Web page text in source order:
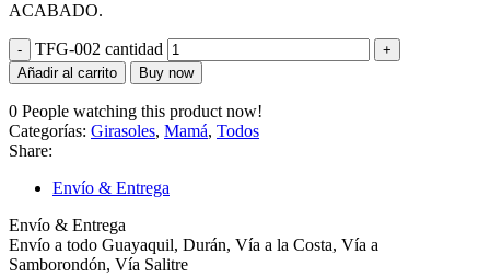
ACABADO.
TFG-002 cantidad
Añadir al carrito Buy now
0 People watching this product now!
Categorías: Girasoles, Mamá, Todos
Share:
Envío & Entrega
Envío & Entrega
Envío a todo Guayaquil, Durán, Vía a la Costa, Vía a
Samborondón, Vía Salitre